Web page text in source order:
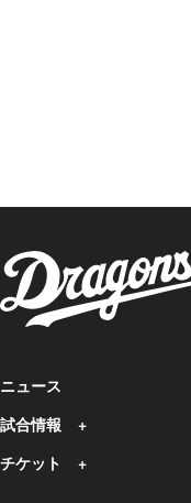
ニュース
試合情報
チケット